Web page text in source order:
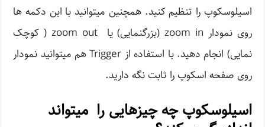
اسیلوسکوپ را تنظیم کنید. همچنین میتوانید با این دکمه ها
روی نمودار zoom in (بزرگنمایی) یا zoom out ( کوچک
نمایی) انجام دهید. با استفاده از Trigger هم میتوانید نمودار
روی صفحه اسکوپ را ثابت نگه دارید.
اسيلوسكوپ چه چیزهایی را میتواند